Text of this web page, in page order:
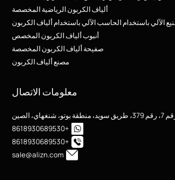
ألياف الكربون الرياضية المخصصة
الآلي باستخدام الحاسب الآلي باستخدام ألياف الكربون
أنبوب ألياف الكربون المخصص
صفيحة ألياف الكربون المخصصة
مصنع ألياف الكربون
معلومات الاتصال
شنغهاي، الصين
+8618930689530
+8618930689530
sale@alizn.com